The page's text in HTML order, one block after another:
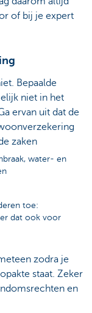
of bij je expert
Bepaalde
niet in het
ervan uit dat de
zaken
water- en
toe:
dat ook voor
zodra je
staat. Zeker
en